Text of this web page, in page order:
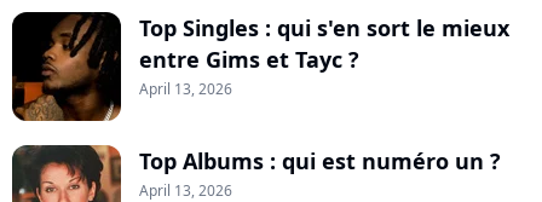
Top Singles : qui s'en sort le mieux
entre Gims et Tayc ?
April 13, 2026
Top Albums : qui est numéro un ?
April 13, 2026